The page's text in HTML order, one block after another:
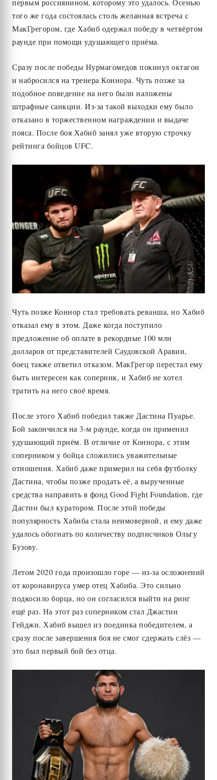
первым россиянином, которому это удалось. Осенью
того же года состоялась столь желанная встреча с
МакГрегором, где Хабиб одержал победу в четвёртом
раунде при помощи удушающего приёма.
Сразу после победы Нурмагомедов покинул октагон
и набросился на тренера Коннора. Чуть позже за
подобное поведение на него были наложены
штрафные санкции. Из-за такой выходки ему было
отказано в торжественном награждении и выдаче
пояса. После боя Хабиб занял уже вторую строчку
рейтинга бойцов UFC.
Чуть позже Коннор стал требовать реванша, но Хабиб
отказал ему в этом. Даже когда поступило
предложение об оплате в рекордные 100 млн
долларов от представителей Саудовской Аравии,
боец также ответил отказом. МакГрегор перестал ему
быть интересен как соперник, и Хабиб не хотел
тратить на него своё время.
После этого Хабиб победил также Дастина Пуарье.
Бой закончился на 3-м раунде, когда он применил
удушающий приём. В отличие от Коннора, с этим
соперником у бойца сложились уважительные
отношения. Хабиб даже примерил на себя футболку
Дастина, чтобы позже продать её, а вырученные
средства направить в фонд Good Fight Foundation, где
Дастин был куратором. После этой победы
популярность Хабиба стала неимоверной, и ему даже
удалось обогнать по количеству подписчиков Ольгу
Бузову.
Летом 2020 года произошло горе — из-за осложнений
от коронавируса умер отец Хабиба. Это сильно
подкосило борца, но он согласился выйти на ринг
ещё раз. На этот раз соперником стал Джастин
Гейджи. Хабиб вышел из поединка победителем, а
сразу после завершения боя не смог сдержать слёз —
это был первый бой без отца.